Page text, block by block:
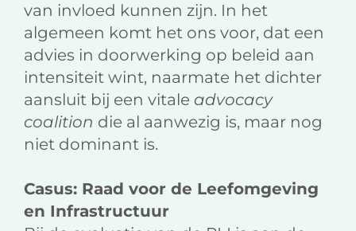
van invloed kunnen zijn. In het
algemeen komt het ons voor, dat een
advies in doorwerking op beleid aan
intensiteit wint, naarmate het dichter
aansluit bij een vitale advocacy
coalition die al aanwezig is, maar nog
niet dominant is.
Casus: Raad voor de Leefomgeving
en Infrastructuur